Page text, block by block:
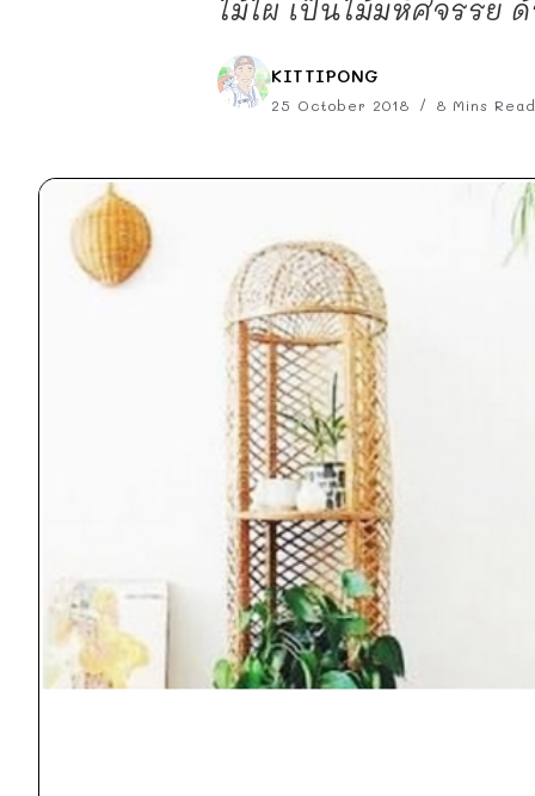
ไม้ไผ่ เป็นไม้มหัศจรรย์
KITTIPONG
25 October 2018 8 Mins Read